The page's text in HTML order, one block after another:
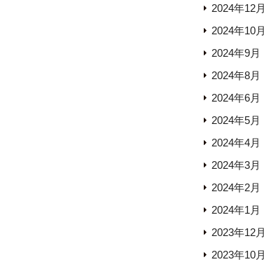
2024年12月
2024年10月
2024年9月
2024年8月
2024年6月
2024年5月
2024年4月
2024年3月
2024年2月
2024年1月
2023年12月
2023年10月